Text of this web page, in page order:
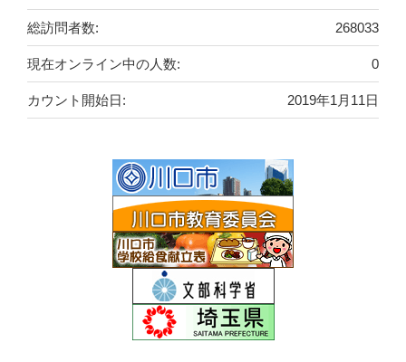
268033
総訪問者数:
0
現在オンライン中の人数:
2019年1月11日
カウント開始日: